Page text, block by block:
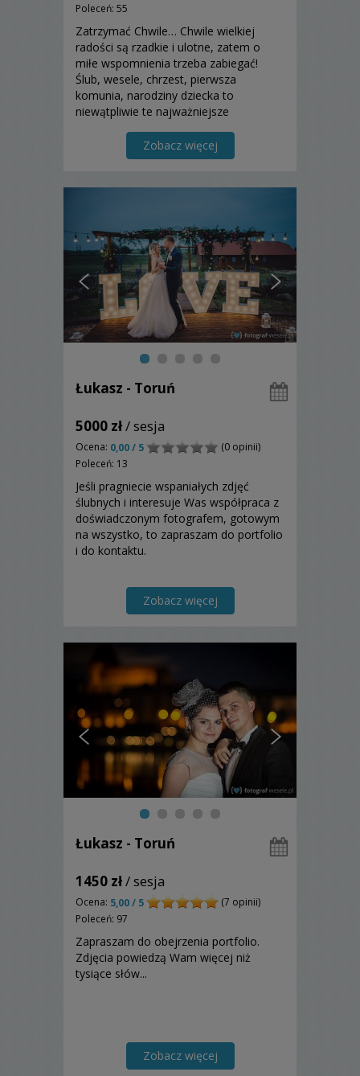
Poleceń: 55
Zatrzymać Chwile… Chwile wielkiej
radości są rzadkie i ulotne, zatem o
miłe wspomnienia trzeba zabiegać!
Ślub, wesele, chrzest, pierwsza
komunia, narodziny dziecka to
niewątpliwie te najważniejsze
odnawia w nas radość przeżytych chwil.
Jakże miło jest wtedy sięgnąć do
Zobacz więcej
Łukasz - Toruń
5000 zł/ sesja
Ocena: 0,00 / 5
(0 opinii)
Poleceń: 13
Jeśli pragniecie wspaniałych zdjęć
ślubnych i interesuje Was współpraca z
doświadczonym fotografem, gotowym
na wszystko, to zapraszam do portfolio
i do kontaktu.
Zobacz więcej
Łukasz - Toruń
1450 zł/ sesja
Ocena: 5,00 / 5
(7 opinii)
Poleceń: 97
Zapraszam do obejrzenia portfolio.
Zdjęcia powiedzą Wam więcej niż
tysiące słów...
Zobacz więcej